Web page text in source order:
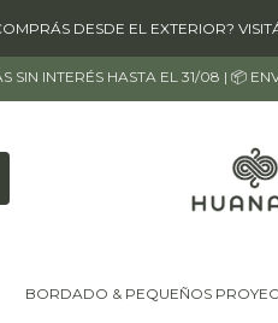
DESDE EL EXTERIOR?
SIN INTERÉS HASTA EL 31/08 | 📦
BORDADO & PEQUEÑOS